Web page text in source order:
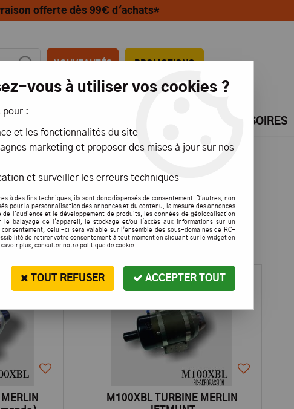
offerte dès 99€ d'achats*
NOUVEAUTÉS PROMOTIONS
ACCESSOIRES
JETMUNT
2 articles
M100XBL TURBINE MERLIN
vous à utiliser vos cookies ?
pour :
et les fonctionnalités du site
marketing et proposer des mises à jour sur nos
et surveiller les erreurs techniques
à des fins techniques, ils sont donc dispensés de consentement. D'autres, non
pour la personnalisation des annonces et du contenu, la mesure des annonces
de l'audience et le développement de produits, les données de géolocalisation
balayage de l'appareil, le stockage et/ou l'accès aux informations sur un
celui-ci sera valable sur l’ensemble des sous-domaines de RC-
de retirer votre consentement à tout moment en cliquant sur le widget en
savoir plus, consulter notre politique de cookie.
TOUT REFUSER ACCEPTER TOUT